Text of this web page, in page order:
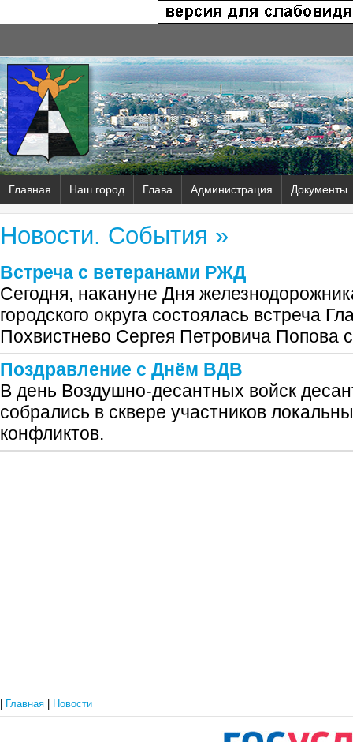
Главная Наш город Глава Администрация Документы
Новости. События »
Встреча с ветеранами РЖД
Сегодня, накануне Дня
городского округа состоялась встреча
Похвистнево Сергея Петровича Попова
Поздравление с Днём ВДВ
В день Воздушно-десантных войск
собрались в сквере участников
конфликтов.
Главная Новости